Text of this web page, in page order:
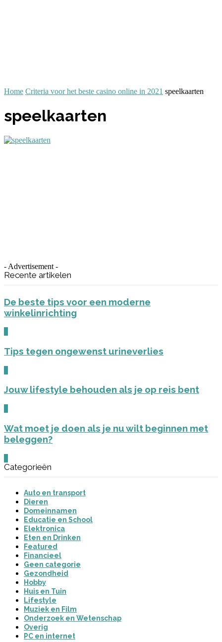
Home Criteria voor het beste casino online in 2021 speelkaarten
speelkaarten
- Advertisement -
Recente artikelen
De beste tips voor een moderne
winkelinrichting
Tips tegen ongewenst urineverlies
Jouw lifestyle behouden als je op reis bent
Wat moet je doen als je nu wilt beginnen met
beleggen?
Categorieën
Auto en transport
Dieren
Domeinnamen
Educatie en School
Elektronica
Eten en Drinken
Featured
Financieel
Geen categorie
Gezondheid
Hobby
Huis en Tuin
Lifestyle
Muziek en Film
Onderzoek en Wetenschap
Overig
PC en internet